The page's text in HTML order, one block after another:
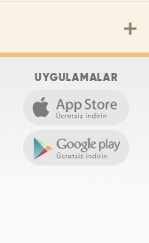
UYGULAMALAR